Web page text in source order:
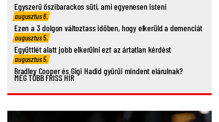
Egyszerű őszibarackos süti, ami egyenesen isteni
augusztus 6.
Ezen a 3 dolgon változtass időben, hogy elkerüld a demenciát
augusztus 5.
Együttlét alatt jobb elkerülni ezt az ártatlan kérdést
augusztus 5.
Bradley Cooper és Gigi Hadid gyűrűi mindent elárulnak?
MÉG TÖBB FRISS HÍR